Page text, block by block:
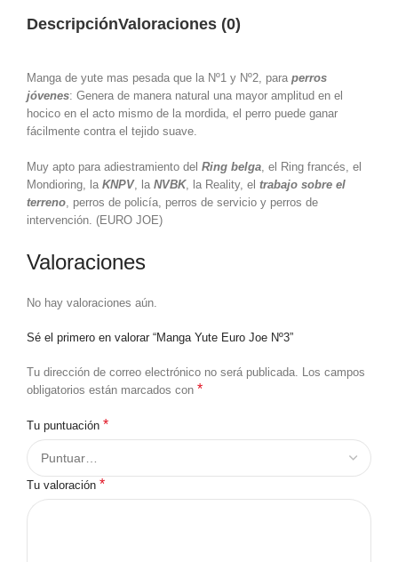
DescripciónValoraciones (0)
Manga de yute mas pesada que la Nº1 y Nº2, para perros
jóvenes: Genera de manera natural una mayor amplitud en el
hocico en el acto mismo de la mordida, el perro puede ganar
fácilmente contra el tejido suave.
Muy apto para adiestramiento del Ring belga, el Ring francés, el
Mondioring, la KNPV, la NVBK, la Reality, el trabajo sobre el
terreno, perros de policía, perros de servicio y perros de
intervención. (EURO JOE)
Valoraciones
No hay valoraciones aún.
Sé el primero en valorar “Manga Yute Euro Joe Nº3”
Tu dirección de correo electrónico no será publicada. Los campos
obligatorios están marcados con *
Tu puntuación *
Tu valoración *